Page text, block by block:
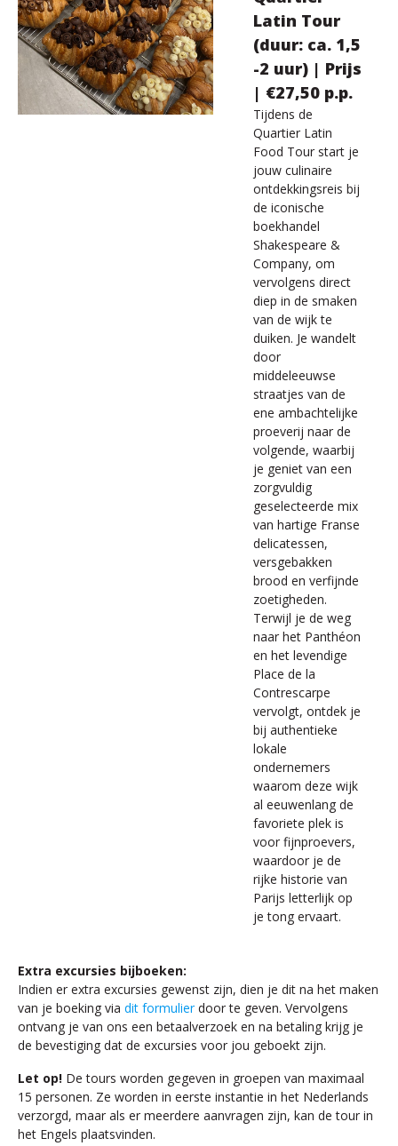
Latin Tour
(duur: ca. 1,5
-2 uur) | Prijs
| €27,50 p.p.
Tijdens de
Quartier Latin
Food Tour start je
jouw culinaire
ontdekkingsreis bij
de iconische
boekhandel
Shakespeare &
Company, om
vervolgens direct
diep in de smaken
van de wijk te
duiken. Je wandelt
door
middeleeuwse
straatjes van de
ene ambachtelijke
proeverij naar de
volgende, waarbij
je geniet van een
zorgvuldig
geselecteerde mix
van hartige Franse
delicatessen,
versgebakken
brood en verfijnde
zoetigheden.
Terwijl je de weg
naar het Panthéon
en het levendige
Place de la
Contrescarpe
vervolgt, ontdek je
bij authentieke
lokale
ondernemers
waarom deze wijk
al eeuwenlang de
favoriete plek is
voor fijnproevers,
waardoor je de
rijke historie van
Parijs letterlijk op
je tong ervaart.
Extra excursies bijboeken:
Indien er extra excursies gewenst zijn, dien je dit na het maken
van je boeking via dit formulierdoor te geven. Vervolgens
ontvang je van ons een betaalverzoek en na betaling krijg je
de bevestiging dat de excursies voor jou geboekt zijn.
Let op! De tours worden gegeven in groepen van maximaal
15 personen. Ze worden in eerste instantie in het Nederlands
verzorgd, maar als er meerdere aanvragen zijn, kan de tour in
het Engels plaatsvinden.